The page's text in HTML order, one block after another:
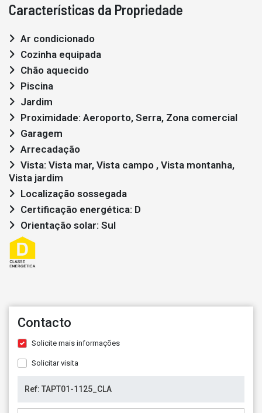
Características da Propriedade
Ar condicionado
Cozinha equipada
Chão aquecido
Piscina
Jardim
Proximidade: Aeroporto, Serra, Zona comercial
Garagem
Arrecadação
Vista jardim
Localização sossegada
Certificação energética: D
Orientação solar: Sul
Contacto
Solicite mais informações
Solicitar visita